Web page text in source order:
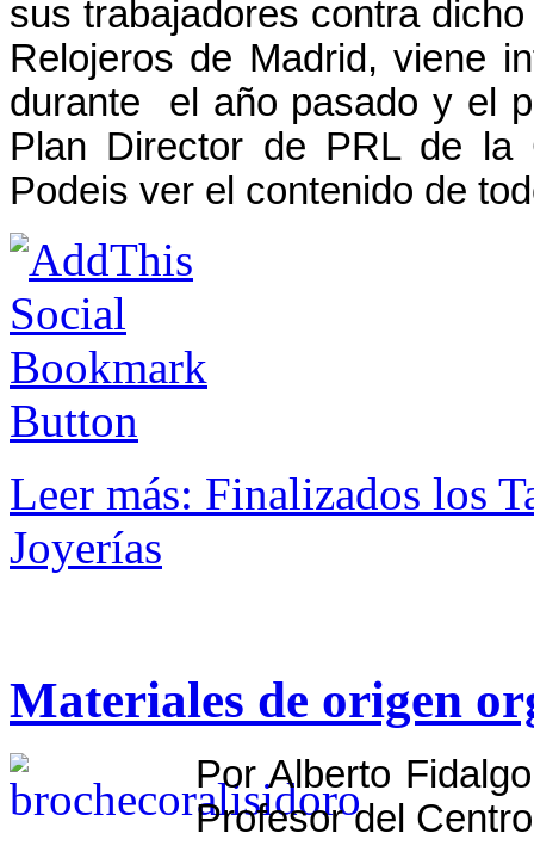
sus trabajadores contra
Relojeros de Madrid, viene
durante el año pasado y el
Plan Director de PRL de
la
Podeis ver el contenido de
Leer más: Finalizados los
Joyerías
Materiales de origen
Por Alberto
Profesor del